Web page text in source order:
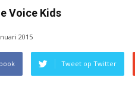
Voice Kids
2015
Tweet op Twitter